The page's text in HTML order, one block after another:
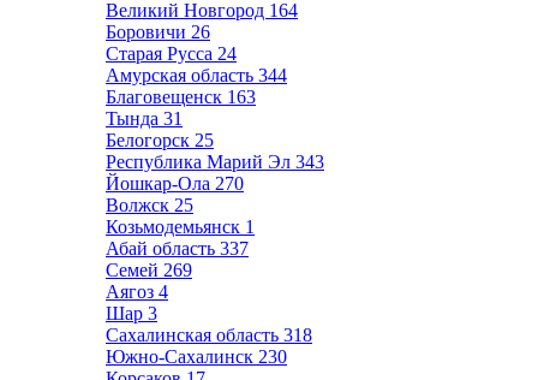
Великий Новгород 164
Боровичи 26
Старая Русса 24
Амурская область 344
Благовещенск 163
Тында 31
Белогорск 25
Республика Марий Эл 343
Йошкар-Ола 270
Волжск 25
Козьмодемьянск 1
Абай область 337
Семей 269
Аягоз 4
Шар 3
Сахалинская область 318
Южно-Сахалинск 230